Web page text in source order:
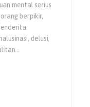
mental serius
berpikir,
delusi,